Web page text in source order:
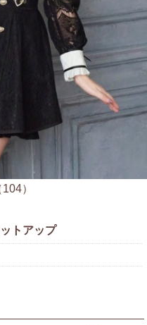
）
トアップ